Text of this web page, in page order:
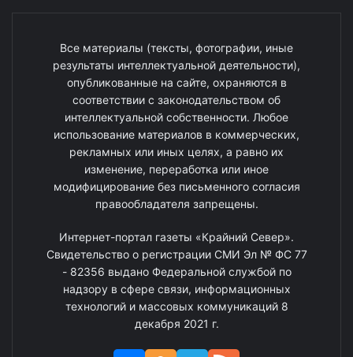
Все материалы (тексты, фотографии, иные
результаты интеллектуальной деятельности),
опубликованные на сайте, охраняются в
соответствии с законодательством об
интеллектуальной собственности. Любое
использование материалов в коммерческих,
рекламных или иных целях, а равно их
изменение, переработка или иное
модифицирование без письменного согласия
правообладателя запрещены.
Интернет-портал газеты «Крайний Север».
Свидетельство о регистрации СМИ Эл № ФС 77
- 82356 выдано Федеральной службой по
надзору в сфере связи, информационных
технологий и массовых коммуникаций 8
декабря 2021 г.